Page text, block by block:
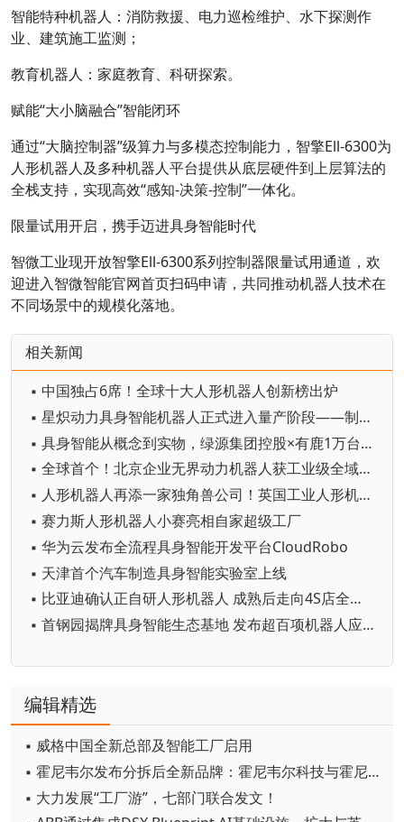
智能特种机器人：消防救援、电力巡检维护、水下探测作
业、建筑施工监测；
教育机器人：家庭教育、科研探索。
赋能“大小脑融合”智能闭环
通过“大脑控制器”级算力与多模态控制能力，智擎Ell-6300为
人形机器人及多种机器人平台提供从底层硬件到上层算法的
全栈支持，实现高效“感知-决策-控制”一体化。
限量试用开启，携手迈进具身智能时代
智微工业现开放智擎Ell-6300系列控制器限量试用通道，欢
迎进入智微智能官网首页扫码申请，共同推动机器人技术在
不同场景中的规模化落地。
相关新闻
▪ 中国独占6席！全球十大人形机器人创新榜出炉
▪ 星炽动力具身智能机器人正式进入量产阶段——制造体系完成从验证到交付的关键跨越
▪ 具身智能从概念到实物，绿源集团控股×有鹿1万台首批量产交付落地
▪ 全球首个！北京企业无界动力机器人获工业级全域CE认证
▪ 人形机器人再添一家独角兽公司！英国工业人形机器人初创公司Humanoid融资1.33亿欧元
▪ 赛力斯人形机器人小赛亮相自家超级工厂
▪ 华为云发布全流程具身智能开发平台CloudRobo
▪ 天津首个汽车制造具身智能实验室上线
▪ 比亚迪确认正自研人形机器人 成熟后走向4S店全网开售
▪ 首钢园揭牌具身智能生态基地 发布超百项机器人应用需求
编辑精选
▪ 威格中国全新总部及智能工厂启用
▪ 霍尼韦尔发布分拆后全新品牌：霍尼韦尔科技与霍尼韦尔航空航天
▪ 大力发展“工厂游”，七部门联合发文！